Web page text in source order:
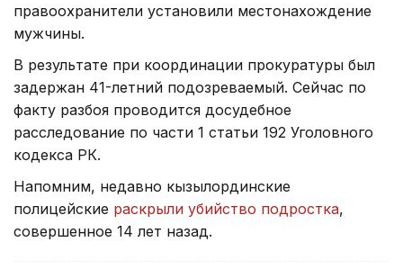
правоохранители установили местонахождение
мужчины.
В результате при координации прокуратуры был
задержан 41-летний подозреваемый. Сейчас по
факту разбоя проводится досудебное
расследование по части 1 статьи 192 Уголовного
кодекса РК.
Напомним, недавно кызылординские
полицейские раскрыли убийство подростка,
совершенное 14 лет назад.